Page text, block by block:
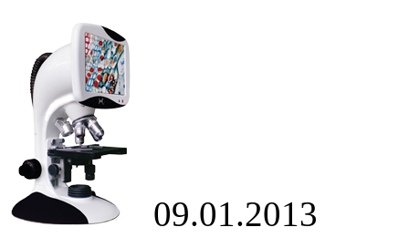
09.01.2013